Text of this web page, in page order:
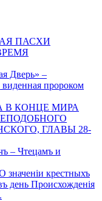
ПАСХИ
Дверь» –
виденная пророком
В КОНЦЕ МИРА
ГЛАВЫ 28-
– Чтецамъ и
значеніи крестныхъ
день Происхожденія